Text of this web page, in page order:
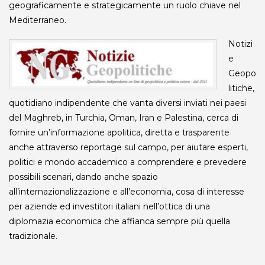
geograficamente e strategicamente un ruolo chiave nel
Mediterraneo.
Notizi
e
Geopo
litiche,
quotidiano indipendente che vanta diversi inviati nei paesi
del Maghreb, in Turchia, Oman, Iran e Palestina, cerca di
fornire un’informazione apolitica, diretta e trasparente
anche attraverso reportage sul campo, per aiutare esperti,
politici e mondo accademico a comprendere e prevedere
possibili scenari, dando anche spazio
all’internazionalizzazione e all’economia, cosa di interesse
per aziende ed investitori italiani nell’ottica di una
diplomazia economica che affianca sempre più quella
tradizionale.